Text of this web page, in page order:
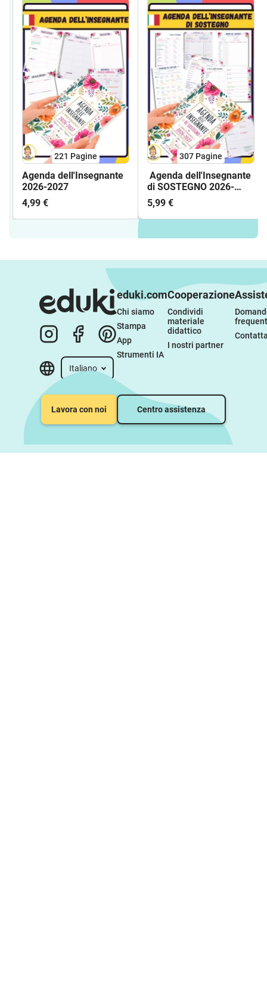
221 Pagine
Agenda dell'Insegnante
2026-2027
4,99 €
307 Pagine
Agenda dell'Insegnante
di SOSTEGNO 2026-
2027
5,99 €
Italiano
eduki.com
Chi siamo
Stampa
App
Strumenti IA
Cooperazione
Condividi
materiale
didattico
I nostri partner
Lavora con noi Centro assistenza